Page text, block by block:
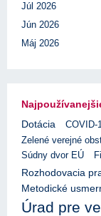
Júl 2026
Jún 2026
Máj 2026
Dotácia COVID-
Zelené verejné
Súdny dvor EÚ
Rozhodovacia
Metodické
Úrad pre